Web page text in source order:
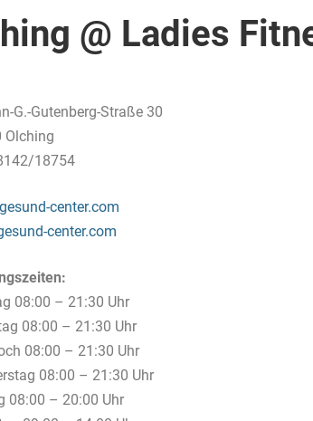
@ Ladies
G.-Gutenberg-Straße 30
Olching
18754
center.com
center.com
08:00 – 21:30 Uhr
08:00 – 21:30 Uhr
08:00 – 21:30 Uhr
08:00 – 21:30 Uhr
08:00 – 20:00 Uhr